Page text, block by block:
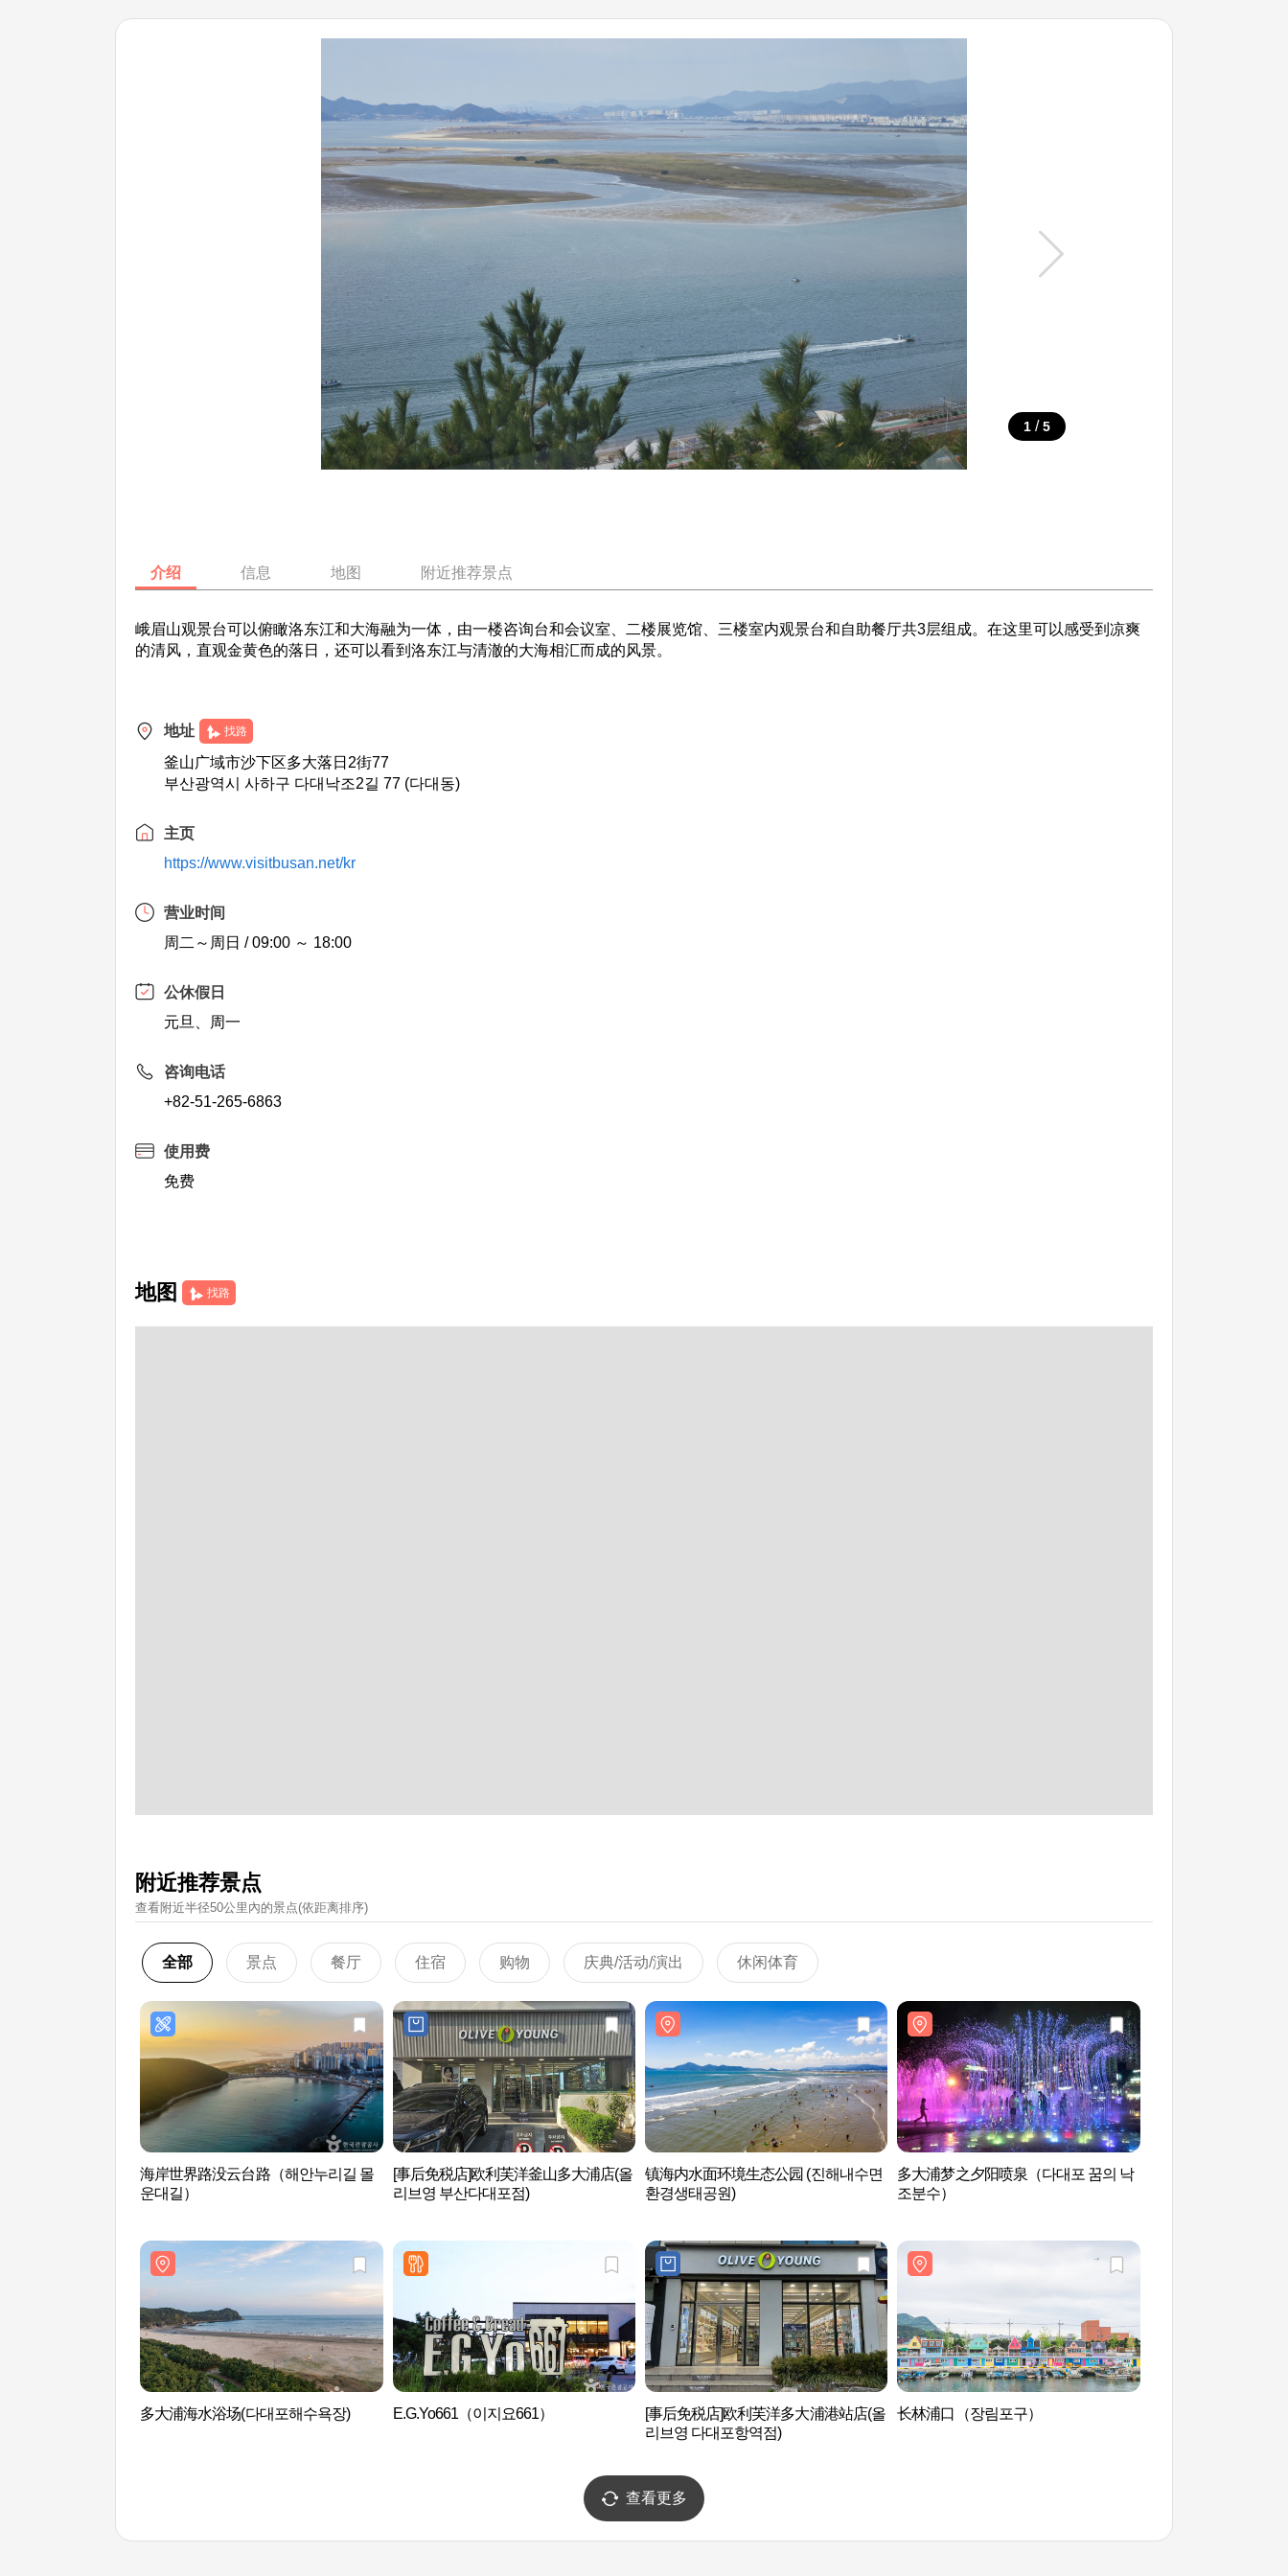
1 / 5
介绍 信息 地图 附近推荐景点
峨眉山观景台可以俯瞰洛东江和大海融为一体，由一楼咨询台和会议室、二楼展览馆、三楼室内观景台和自助餐厅共3层组成。在这里可以感受到凉爽
的清风，直观金黄色的落日，还可以看到洛东江与清澈的大海相汇而成的风景。
地址 找路
釜山广域市沙下区多大落日2街77
부산광역시 사하구 다대낙조2길 77 (다대동)
主页
https://www.visitbusan.net/kr
营业时间
周二～周日 / 09:00 ～ 18:00
公休假日
元旦、周一
咨询电话
+82-51-265-6863
使用费
免费
地图 找路
附近推荐景点
查看附近半径50公里內的景点(依距离排序)
全部 景点 餐厅 住宿 购物 庆典/活动/演出 休闲体育
海岸世界路没云台路（해안누리길 몰
운대길）
[事后免税店]欧利芙洋釜山多大浦店(올
리브영 부산다대포점)
镇海内水面环境生态公园 (진해내수면
환경생태공원)
多大浦梦之夕阳喷泉（다대포 꿈의 낙
조분수）
多大浦海水浴场(다대포해수욕장) E.G.Yo661（이지요661）
[事后免税店]欧利芙洋多大浦港站店(올
리브영 다대포항역점)
长林浦口（장림포구）
查看更多